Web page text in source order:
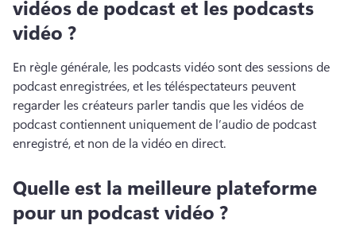
vidéos de podcast et les podcasts
vidéo ?
En règle générale, les podcasts vidéo sont des sessions de
podcast enregistrées, et les téléspectateurs peuvent
regarder les créateurs parler tandis que les vidéos de
podcast contiennent uniquement de l’audio de podcast
enregistré, et non de la vidéo en direct.
Quelle est la meilleure plateforme
pour un podcast vidéo ?